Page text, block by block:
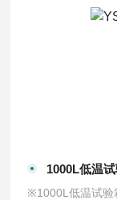
1000L低温
※1000L低温试验